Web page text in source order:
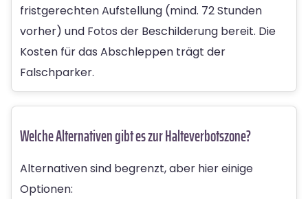
fristgerechten Aufstellung (mind. 72 Stunden
vorher) und Fotos der Beschilderung bereit. Die
Kosten für das Abschleppen trägt der
Falschparker.
Welche Alternativen gibt es zur Halteverbotszone?
Alternativen sind begrenzt, aber hier einige
Optionen: